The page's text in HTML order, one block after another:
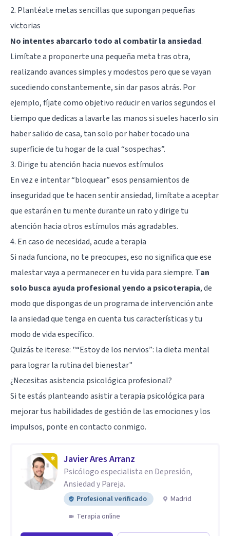
2. Plantéate metas sencillas que supongan pequeñas
victorias
No intentes abarcarlo todo al combatir la ansiedad.
Limítate a proponerte una pequeña meta tras otra,
realizando avances simples y modestos pero que se vayan
sucediendo constantemente, sin dar pasos atrás. Por
ejemplo, fíjate como objetivo reducir en varios segundos el
tiempo que dedicas a lavarte las manos si sueles hacerlo sin
haber salido de casa, tan solo por haber tocado una
superficie de tu hogar de la cual “sospechas”.
3. Dirige tu atención hacia nuevos estímulos
En vez e intentar “bloquear” esos pensamientos de
inseguridad que te hacen sentir ansiedad, limítate a aceptar
que estarán en tu mente durante un rato y dirige tu
atención hacia otros estímulos más agradables.
4. En caso de necesidad, acude a terapia
Si nada funciona, no te preocupes, eso no significa que ese
malestar vaya a permanecer en tu vida para siempre. Tan
solo busca ayuda profesional yendo a psicoterapia, de
modo que dispongas de un programa de intervención ante
la ansiedad que tenga en cuenta tus características y tu
modo de vida específico.
Quizás te iterese: "“Estoy de los nervios”: la dieta mental
para lograr la rutina del bienestar"
¿Necesitas asistencia psicológica profesional?
Si te estás planteando asistir a terapia psicológica para
mejorar tus habilidades de gestión de las emociones y los
impulsos, ponte en contacto conmigo.
Javier Ares Arranz
Psicólogo especialista en Depresión,
Ansiedad y Pareja.
Profesional verificado
Madrid
Terapia online